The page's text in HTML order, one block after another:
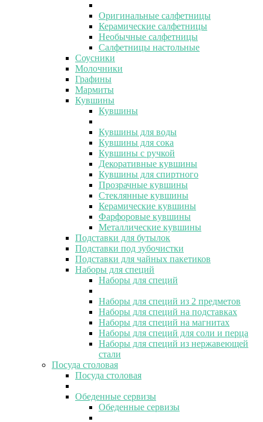
Оригинальные салфетницы
Керамические салфетницы
Необычные салфетницы
Салфетницы настольные
Соусники
Молочники
Графины
Мармиты
Кувшины
Кувшины
Кувшины для воды
Кувшины для сока
Кувшины с ручкой
Декоративные кувшины
Кувшины для спиртного
Прозрачные кувшины
Стеклянные кувшины
Керамические кувшины
Фарфоровые кувшины
Металлические кувшины
Подставки для бутылок
Подставки под зубочистки
Подставки для чайных пакетиков
Наборы для специй
Наборы для специй
Наборы для специй из 2 предметов
Наборы для специй на подставках
Наборы для специй на магнитах
Наборы для специй для соли и перца
Наборы для специй из нержавеющей
стали
Посуда столовая
Посуда столовая
Обеденные сервизы
Обеденные сервизы